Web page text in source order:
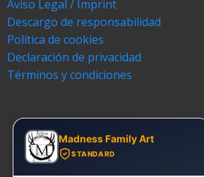
Aviso Legal / Imprint
Descargo de responsabilidad
Política de cookies
Declaración de privacidad
Términos y condiciones